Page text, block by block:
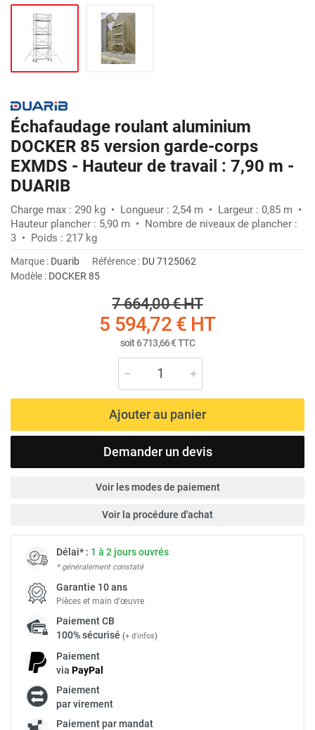
Échafaudage roulant aluminium
DOCKER 85 version garde-corps
EXMDS - Hauteur de travail : 7,90 m -
DUARIB
Charge max : 290 kg • Longueur : 2,54 m • Largeur : 0,85 m •
Hauteur plancher : 5,90 m • Nombre de niveaux de plancher :
3 • Poids : 217 kg
Marque : Duarib Référence : DU 7125062
Modèle : DOCKER 85
7 664,00 €HT
5 594,72 € HT
soit6 713,66 €TTC
Ajouter au panier
Demander un devis
Voir les modes de paiement
Voir la procédure d'achat
Délai* : 1 à 2 jours ouvrés
* généralement constaté
Garantie 10 ans
Pièces et main d’œuvre
PaiementCB
100% sécurisé (+ d'infos)
Paiement
via PayPal
Paiement
par virement
Paiement par mandat